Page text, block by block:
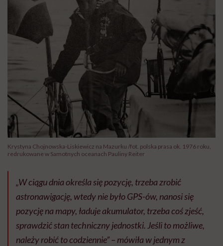
Krystyna Chojnowska-Liskiewicz na Mazurku /fot. polska prasa ok. 1976 roku,
redrukowane w Samotnych oceanach Pauliny Reiter
„W ciągu dnia określa się pozycję, trzeba zrobić
astronawigację, wtedy nie było GPS-ów, nanosi się
pozycję na mapy, ładuje akumulator, trzeba coś zjeść,
sprawdzić stan techniczny jednostki. Jeśli to możliwe,
należy robić to codziennie”– mówiła w jednym z